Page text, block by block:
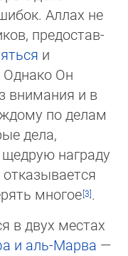
Аллах не
предостав­
и
Однако Он
внимания и в
по делам
дела,
награду
отказывается
многое .
в двух местах
и аль-Марва —